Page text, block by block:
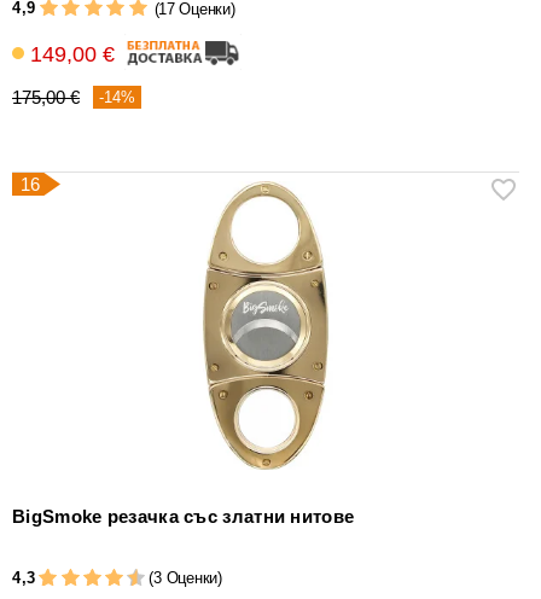
4,9 (17 Оценки)
149,00 €
175,00 € -14%
16
BigSmoke резачка със златни нитове
4,3 (3 Оценки)